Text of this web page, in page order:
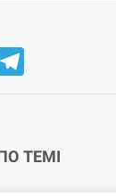
ЩЕ...
Messenger
ТЕМІ